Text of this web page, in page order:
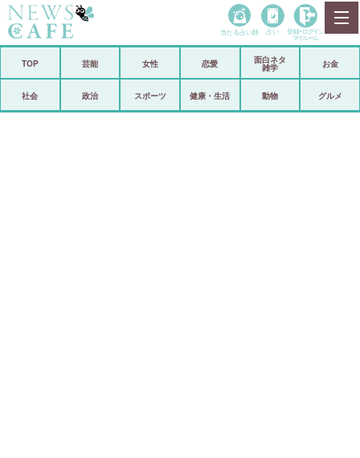
政治
当たる占い師 占い 登録• ログイン
マイルーム
TOP 芸能 女性 恋愛
面白ネタ
雑学
お金
社会 政治 スポーツ 健康・生活 動物 グルメ